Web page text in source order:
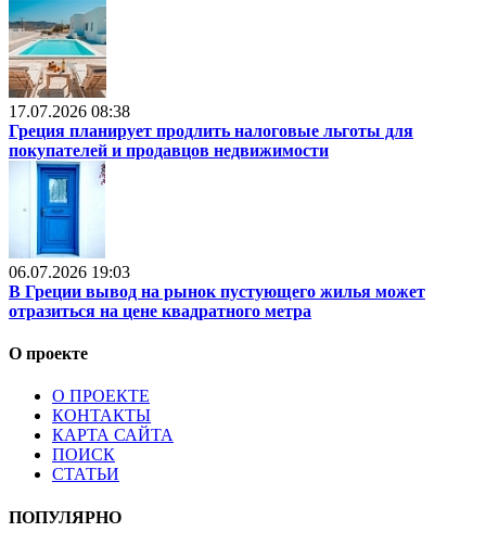
17.07.2026 08:38
Греция планирует продлить налоговые льготы для
покупателей и продавцов недвижимости
06.07.2026 19:03
В Греции вывод на рынок пустующего жилья может
отразиться на цене квадратного метра
О проекте
О ПРОЕКТЕ
КОНТАКТЫ
КАРТА САЙТА
ПОИСК
СТАТЬИ
ПОПУЛЯРНО